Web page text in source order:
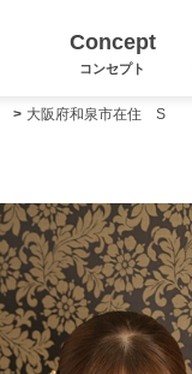
Concept
コンセプト
大阪府和泉市在住 S